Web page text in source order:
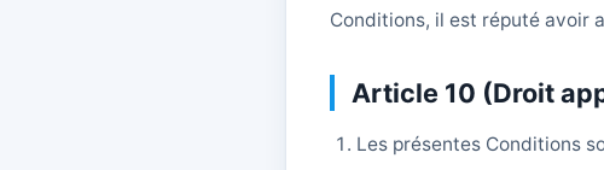
Conditions, il est réputé avoir
Article 10 (Droit
Les présentes Conditions